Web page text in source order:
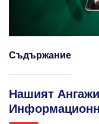
Съдържание
Нашият